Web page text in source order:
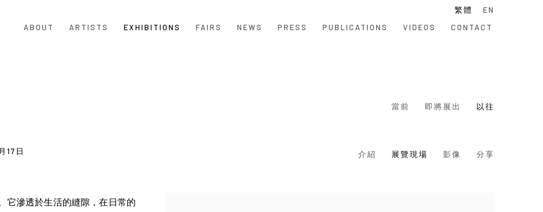
ABOUT ARTISTS EXHIBITIONS FAIRS NEWS PRESS PUBLICATIONS VIDEOS CONTACT
繁體 EN
當前 即將展出 以往
17日 介紹 展覽現場 影像 分享
它滲透於生活的縫隙，在日常的